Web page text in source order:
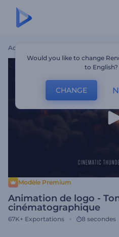
Accueil Animation De
Modèle Premium
Animation de logo -
cinématographique
67K+ Exportations 8 secondes
Would you like to change
to English?
CHANGE